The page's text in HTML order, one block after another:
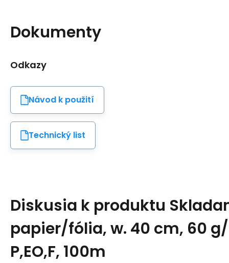
Dokumenty
Odkazy
Návod k použití
Technický list
Diskusia k produktu
papier/fólia, w. 40 cm, 60
P,EO,F, 100m